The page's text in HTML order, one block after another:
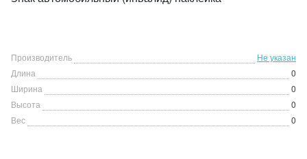
Производитель
Не указан
Длина
0
Ширина
0
Высота
0
Вес
0